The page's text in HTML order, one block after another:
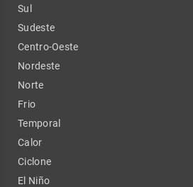
Sul
Sudeste
Centro-Oeste
Nordeste
Norte
Frio
Temporal
Calor
Ciclone
El Niño